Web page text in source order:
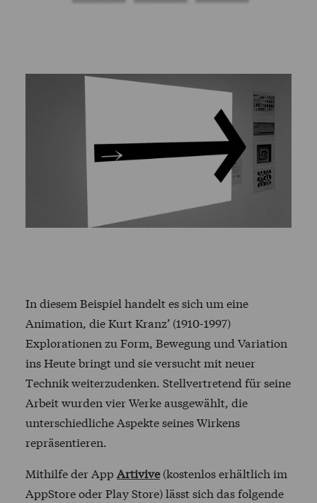
In diesem Beispiel handelt es sich um eine
Animation, die Kurt Kranz’ (1910-1997)
Explorationen zu Form, Bewegung und Variation
ins Heute bringt und sie versucht mit neuer
Technik weiterzudenken. Stellvertretend für seine
Arbeit wurden vier Werke ausgewählt, die
unterschiedliche Aspekte seines Wirkens
repräsentieren.
Mithilfe der App Artivive (kostenlos erhältlich im
AppStore oder Play Store) lässt sich das folgende